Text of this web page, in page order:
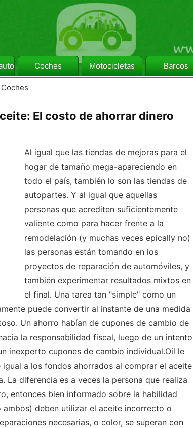
Coches Motocicletas Barcos
Coches
El costo de ahorrar dinero
Al igual que las tiendas de mejoras para el
hogar de tamaño mega-apareciendo en
todo el país, también lo son las tiendas de
autopartes. Y al igual que aquellas
personas que acrediten suficientemente
valiente como para hacer frente a la
remodelación (y muchas veces epically no)
las personas están tomando en los
proyectos de reparación de automóviles, y
también experimentar resultados mixtos en
el final. Una tarea tan "simple" como un
puede convertir al instante de una medida
Un ahorro habían de cupones de cambio de
la responsabilidad fiscal, luego de un intento
inexperto cupones de cambio individual.Oil le
a los fondos ahorrados al comprar el aceite
diferencia es a veces la persona que realiza
entonces bien informado sobre la habilidad
deben utilizar el aceite incorrecto o
necesarias, o color, se superan con